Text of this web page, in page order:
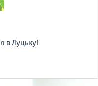
в Луцьку!